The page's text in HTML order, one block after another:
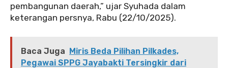
pembangunan daerah,” ujar Syuhada dalam
keterangan persnya, Rabu (22/10/2025).
Baca Juga Miris Beda Pilihan Pilkades,
Pegawai SPPG Jayabakti Tersingkir dari